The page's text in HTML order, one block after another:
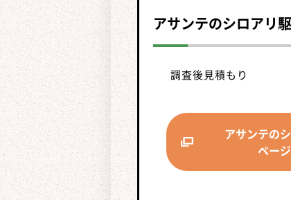
アサンテのシロアリ
調査後見積もり
アサンテの
ペー